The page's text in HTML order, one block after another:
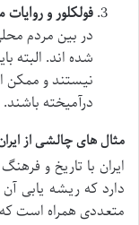
فولکلور و
در بین مردم
شده اند. البته
نیستند و ممکن
درآمیخته باشند.
مثال های چالشی از
ایران با تاریخ و
دارد که ریشه یابی
متعددی همراه است